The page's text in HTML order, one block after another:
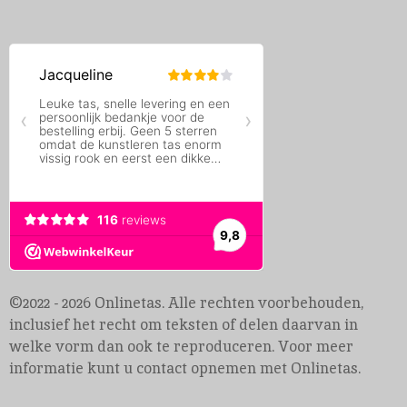
©2022 - 2026 Onlinetas. Alle rechten voorbehouden,
inclusief het recht om teksten of delen daarvan in
welke vorm dan ook te reproduceren. Voor meer
informatie kunt u contact opnemen met Onlinetas.